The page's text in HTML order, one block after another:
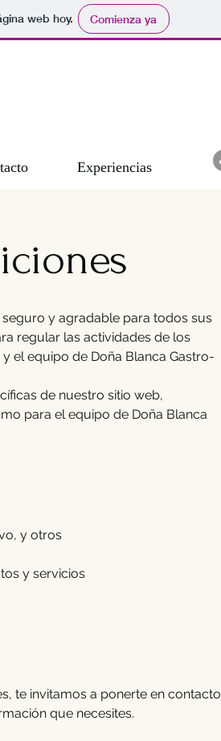
web hoy. Comienza ya
Experiencias
y agradable para todos sus
regular las actividades de los
el equipo de Doña Blanca Gastro-
de nuestro sitio web,
para el equipo de Doña Blanca
y otros
y servicios
te invitamos a ponerte en contacto
que necesites.